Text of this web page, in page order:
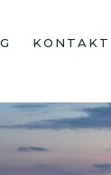
KONTAKT